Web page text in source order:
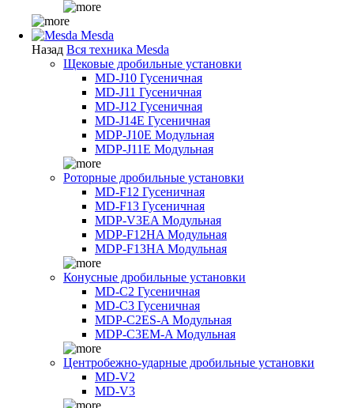
Mesda
Назад Вся техника Mesda
Щековые дробильные установки
MD-J10 Гусеничная
MD-J11 Гусеничная
MD-J12 Гусеничная
MD-J14E Гусеничная
MDP-J10E Модульная
MDP-J11E Модульная
Роторные дробильные установки
MD-F12 Гусеничная
MD-F13 Гусеничная
MDP-V3EA Модульная
MDP-F12HA Модульная
MDP-F13HA Модульная
Конусные дробильные установки
MD-C2 Гусеничная
MD-C3 Гусеничная
MDP-C2ES-A Модульная
MDP-C3EM-A Модульная
Центробежно-ударные дробильные установки
MD-V2
MD-V3